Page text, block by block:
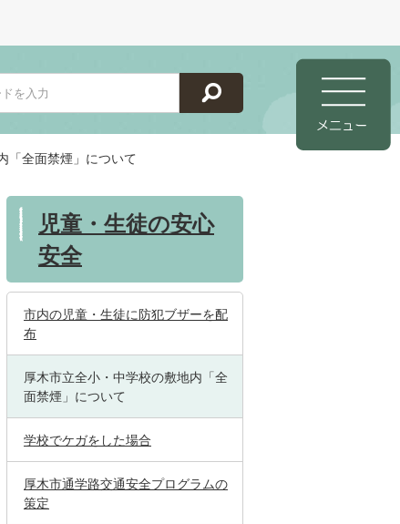
「全面禁煙」について
児童・生徒の安心
安全
市内の児童・生徒に防犯ブザーを配
布
厚木市立全小・中学校の敷地内「全
面禁煙」について
学校でケガをした場合
厚木市通学路交通安全プログラムの
策定